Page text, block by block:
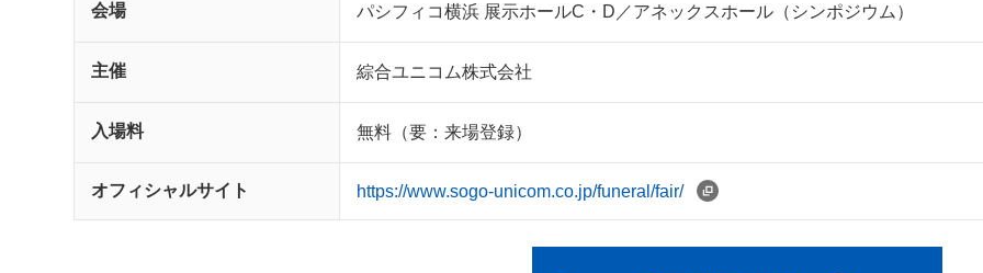
会場 パシフィコ横浜 展示ホールC・D／アネックスホール（シンポジウム）
主催 綜合ユニコム株式会社
入場料 無料（要：来場登録）
オフィシャルサイト https://www.sogo-unicom.co.jp/funeral/fair/